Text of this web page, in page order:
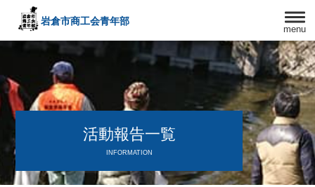
menu
岩倉市商工会青年部
〒482－0042
愛知県岩倉市中本町西出口31-1
TEL:0587-66-3400
FAX:0587-66-3417
頑張る中小企業を応援します！
活動報告一覧
INFORMATION